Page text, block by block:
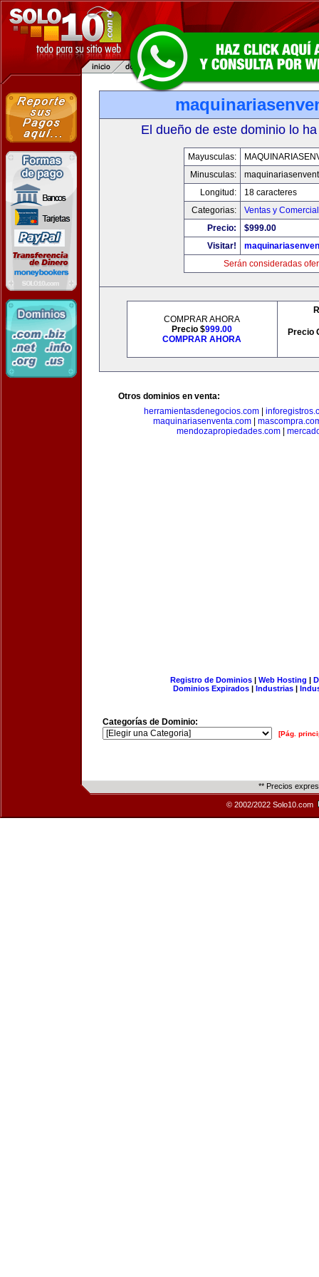
El dueño de este dominio lo
Mayusculas:
Minusculas:
Longitud:
18 caracteres
Categorias:
Ventas y
Precio:
$999.00
Visitar!
Serán consideradas
COMPRAR AHORA
Precio $999.00
COMPRAR AHORA
Precio
Otros dominios en venta:
herramientasdenegocios.com|
maquinariasenventa.com|
mendozapropiedades.com|
Registro de Dominios| Web Hosting |
Dominios Expirados | Industrias |
Categorías de Dominio:
[Pág.
** Precios
© 2002/2022 Solo10.com